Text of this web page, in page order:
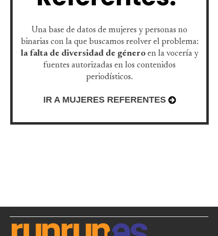
Una base de datos de mujeres y personas no
binarias con la que buscamos reolver el problema:
la falta de diversidad de género en la vocería y
fuentes autorizadas en los contenidos
periodísticos.
IR A MUJERES REFERENTES